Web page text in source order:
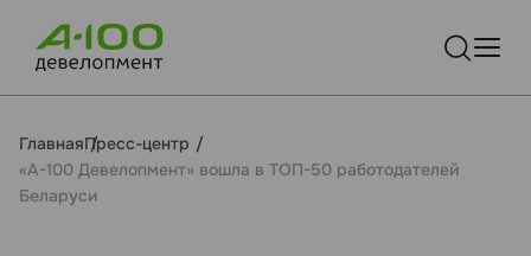
ГлавнаяПресс-центр
«А-100 Девелопмент» вошла в ТОП-50 работодателей
Беларуси